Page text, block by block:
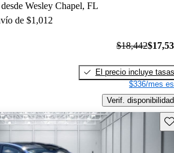
Wesley Chapel, FL
de $1,012
$18,442
El precio incluye tasas
$336/mes
Verif. disponibilidad